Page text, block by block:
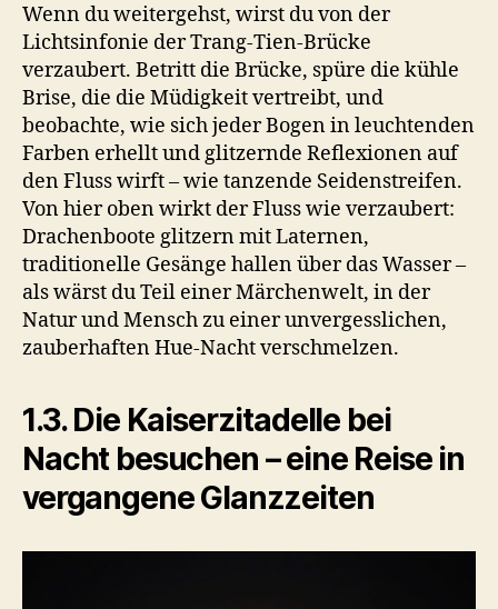
Wenn du weitergehst, wirst du von der
Lichtsinfonie der Trang-Tien-Brücke
verzaubert. Betritt die Brücke, spüre die kühle
Brise, die die Müdigkeit vertreibt, und
beobachte, wie sich jeder Bogen in leuchtenden
Farben erhellt und glitzernde Reflexionen auf
den Fluss wirft – wie tanzende Seidenstreifen.
Von hier oben wirkt der Fluss wie verzaubert:
Drachenboote glitzern mit Laternen,
traditionelle Gesänge hallen über das Wasser –
als wärst du Teil einer Märchenwelt, in der
Natur und Mensch zu einer unvergesslichen,
zauberhaften Hue-Nacht verschmelzen.
1.3. Die Kaiserzitadelle bei
Nacht besuchen – eine Reise in
vergangene Glanzzeiten